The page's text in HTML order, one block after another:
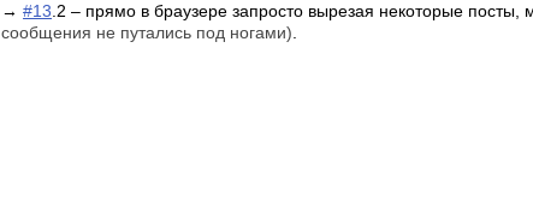
→#13 .2 – прямо в браузере запросто вырезая некоторые посты,
сообщения не путались под ногами)